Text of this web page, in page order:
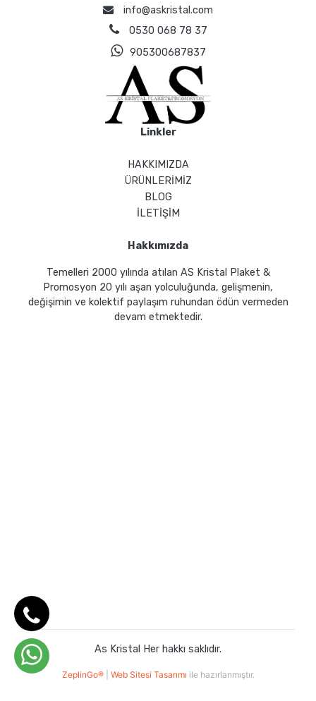
info@askristal.com
0530 068 78 37
905300687837
Linkler
HAKKIMIZDA
ÜRÜNLERİMİZ
BLOG
İLETİŞİM
Hakkımızda
Temelleri 2000 yılında atılan AS Kristal Plaket &
Promosyon 20 yılı aşan yolculuğunda, gelişmenin,
değişimin ve kolektif paylaşım ruhundan ödün vermeden
devam etmektedir.
As Kristal Her hakkı saklıdır.
ZeplinGo® Web Sitesi Tasarımı ile hazırlanmıştır.